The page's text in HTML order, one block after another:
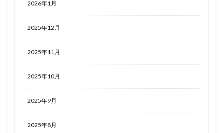
2026年1月
2025年12月
2025年11月
2025年10月
2025年9月
2025年8月